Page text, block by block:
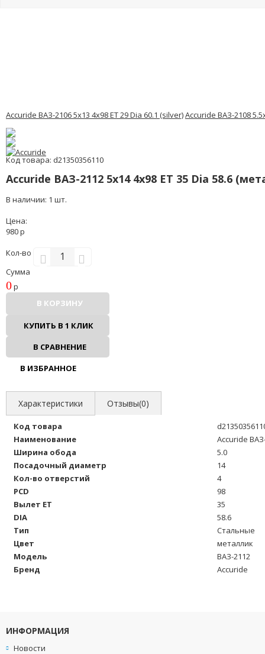
Accuride ВАЗ-2106 5x13 4x98 ET 29 Dia 60.1 (silver)Accuride ВАЗ-2108
Код товара: d21350356110
Accuride ВАЗ-2112 5x14 4x98 ET 35 Dia 58.6
В наличии: 1 шт.
Цена:
980 р
Кол-во
Сумма
0р
В КОРЗИНУ
КУПИТЬ В 1 КЛИК
В СРАВНЕНИЕ
В ИЗБРАННОЕ
Характеристики Отзывы(0)
Код товара
Наименование
Accuride
Ширина обода
5.0
Посадочный диаметр
14
Кол-во отверстий
4
PCD
98
Вылет ET
35
DIA
58.6
Тип
Стальные
Цвет
металлик
Модель
ВАЗ-2112
Бренд
Accuride
ИНФОРМАЦИЯ
Новости